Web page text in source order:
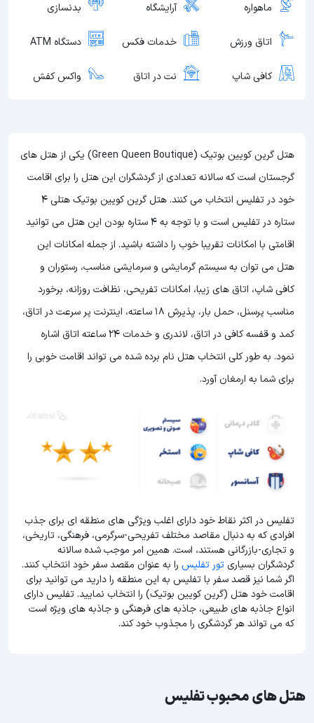
ماهواره آرایشگاه بدنسازی
اتاق ورزش خدمات فکس دستگاه ATM
کافی شاپ نت در اتاق واکس کفش
هتل گرین کویین بوتیک (Green Queen Boutique) یکی از هتل های
گرجستان است که سالانه تعدادی از گردشگران این هتل را برای اقامت
خود در تفلیس انتخاب می کنند. هتل گرین کویین بوتیک هتلی 4
ستاره در تفلیس است و با توجه به 4 ستاره بودن این هتل
می توانید
اقامتی با امکانات تقریبا خوب را داشته باشید. از جمله امکانات این
هتل می توان به سیستم گرمایشی و سرمایشی مناسب، رستوران و
کافی شاپ، اتاق های زیبا، امکانات تفریحی، نظافت روزانه، برخورد
مناسب پرسنل، حمل بار، پذیرش 18 ساعته، اینترنت پر سرعت در اتاق،
کمد و قفسه کافی در اتاق، لاندری و خدمات 24 ساعته اتاق اشاره
نمود. به طور کلی انتخاب هتل نام برده شده می تواند اقامت خوبی را
برای شما به ارمغان آورد.
تفلیس در اکثر نقاط خود دارای اغلب ویژگی های منطقه ای برای جذب
افرادی که به دنبال مقاصد مختلف تفریحی-سرگرمی، فرهنگی، تاریخی،
و تجاری-بازرگانی هستند، است. همین امر موجب شده سالانه
گردشگران بسیاریتور تفلیس را به عنوان مقصد سفر خود انتخاب کنند.
اگر شما نیز قصد سفر با تفلیس به این منطقه را دارید می توانید برای
اقامت خود هتل (گرین کویین بوتیک) را انتخاب نمایید. تفلیس دارای
انواع جاذبه های طبیعی، جاذبه های فرهنگی و جاذبه های ویژه است
که می تواند هر گردشگری را مجذوب خود کند.
هتل های محبوب تفلیس